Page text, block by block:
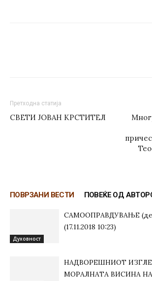
Претходна статија
СВЕТИ ЈОВАН КРСТИТЕЛ
ПОВРЗАНИ ВЕСТИ ПОВЕЌЕ ОД
Духовност
САМООПРАВДУВАЊЕ
(17.11.2018 10:23)
НАДВОРЕШНИОТ
МОРАЛНАТА ВИСИНА